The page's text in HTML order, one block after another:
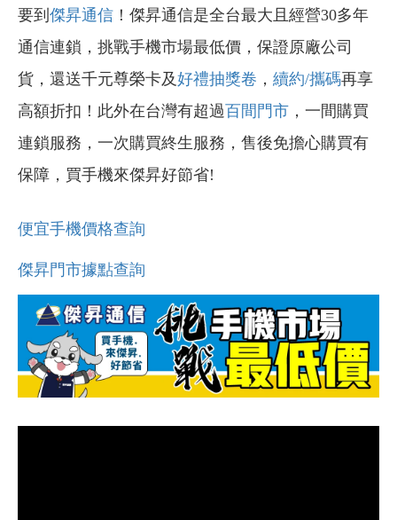
要到 傑昇通信 ！傑昇通信是全台最大且經營30多年
通信連鎖，挑戰手機市場最低價，保證原廠公司
貨，還送千元尊榮卡及好禮抽獎卷 ， 續約/攜碼再享
高額折扣！此外在台灣有超過百間門市 ，一間購買
連鎖服務，一次購買終生服務，售後免擔心購買有
保障，買手機來傑昇好節省!
便宜手機價格查詢
傑昇門市據點查詢